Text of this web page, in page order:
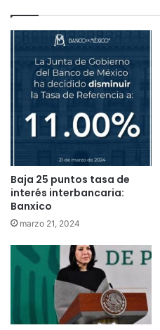
Baja 25 puntos tasa de
interés interbancaria:
Banxico
marzo 21, 2024